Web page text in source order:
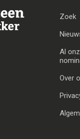
Zoek
Al
Over